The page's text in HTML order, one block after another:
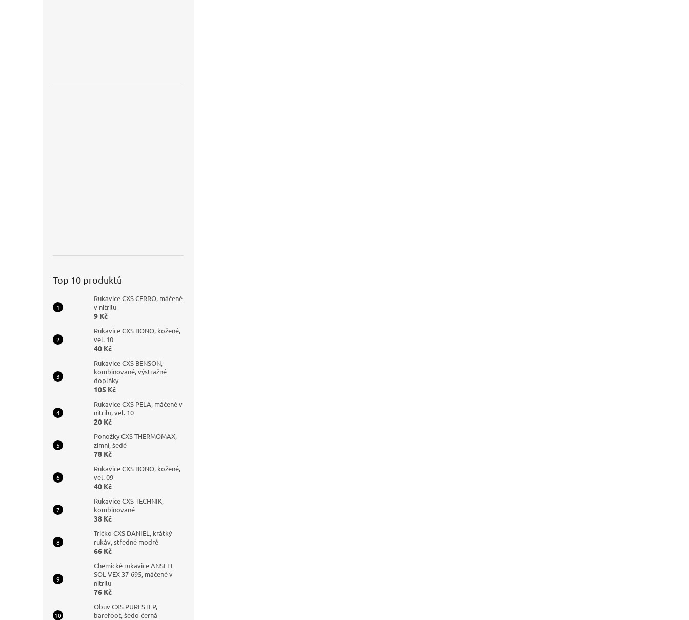
Top 10 produktů
Rukavice CXS CERRO, máčené
v nitrilu
9 Kč
Rukavice CXS BONO, kožené,
vel. 10
40 Kč
Rukavice CXS BENSON,
kombinované, výstražné
doplňky
105 Kč
Rukavice CXS PELA, máčené v
nitrilu, vel. 10
20 Kč
Ponožky CXS THERMOMAX,
zimní, šedé
78 Kč
Rukavice CXS BONO, kožené,
vel. 09
40 Kč
Rukavice CXS TECHNIK,
kombinované
38 Kč
Tričko CXS DANIEL, krátký
rukáv, středně modré
66 Kč
Chemické rukavice ANSELL
SOL-VEX 37-695, máčené v
nitrilu
76 Kč
Obuv CXS PURESTEP,
barefoot, šedo-černá